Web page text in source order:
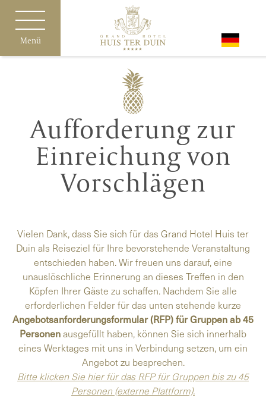
Menü
Aufforderung zur
Einreichung von
Vorschlägen
Vielen Dank, dass Sie sich für das Grand Hotel Huis ter
Duin als Reiseziel für Ihre bevorstehende Veranstaltung
entschieden haben. Wir freuen uns darauf, eine
unauslöschliche Erinnerung an dieses Treffen in den
Köpfen Ihrer Gäste zu schaffen. Nachdem Sie alle
erforderlichen Felder für das unten stehende kurze
Angebotsanforderungsformular (RFP) für Gruppen ab 45
Personenausgefüllt haben, können Sie sich innerhalb
eines Werktages mit uns in Verbindung setzen, um ein
Angebot zu besprechen.
Bitte klicken Sie hier für das RFP für Gruppen bis zu 45
Personen (externe Plattform).